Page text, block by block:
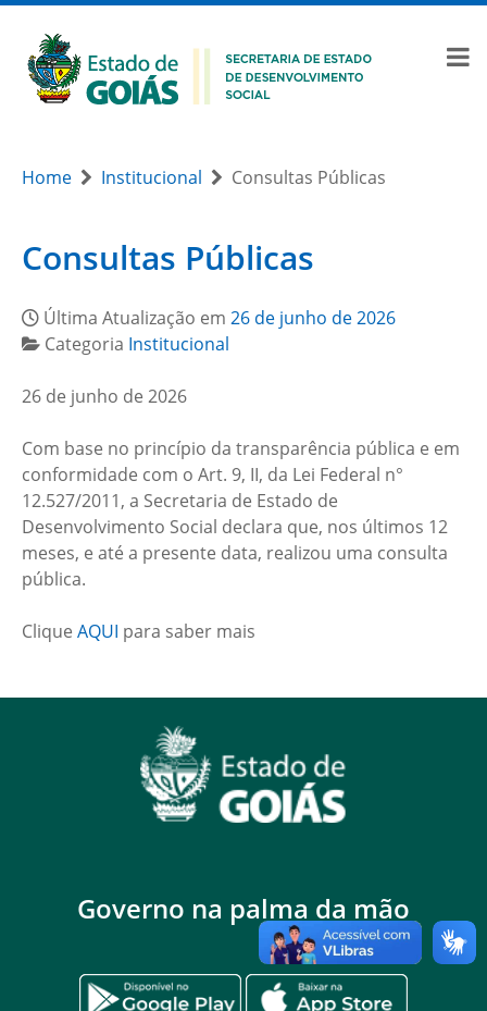
Home Institucional Consultas Públicas
Consultas Públicas
Última Atualização em 26 de junho de 2026
Categoria Institucional
26 de junho de 2026
Com base no princípio da transparência pública e em
conformidade com o Art. 9, II, da Lei Federal n°
12.527/2011, a Secretaria de Estado de
Desenvolvimento Social declara que, nos últimos 12
meses, e até a presente data, realizou uma consulta
pública.
Clique AQUI para saber mais
Governo na palma da mão